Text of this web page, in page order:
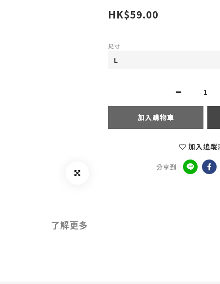
HK$59.00
尺寸
加入購物車
加入追蹤
分享到
了解更多